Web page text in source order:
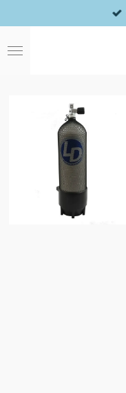
direct
naar
de